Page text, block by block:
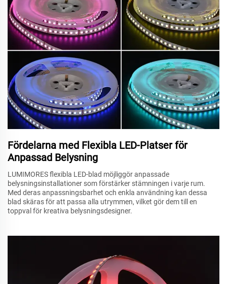
Fördelarna med Flexibla LED-Platser för
Anpassad Belysning
LUMIMORES flexibla LED-blad möjliggör anpassade
belysningsinstallationer som förstärker stämningen i varje rum.
Med deras anpassningsbarhet och enkla användning kan dessa
blad skäras för att passa alla utrymmen, vilket gör dem till en
toppval för kreativa belysningsdesigner.